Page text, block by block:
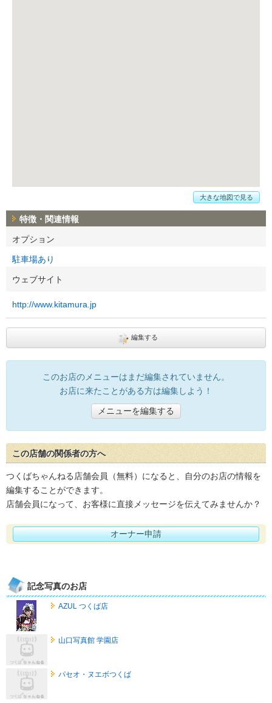
大きな地図で見る
特徴・関連情報
オプション
駐車場あり
ウェブサイト
http://www.kitamura.jp
編集する
このお店のメニューはまだ編集されていません。
お店に来たことがある方は編集しよう！
メニューを編集する
この店舗の関係者の方へ
つくばちゃんねる店舗会員（無料）になると、自分のお店の情報を
編集することができます。
店舗会員になって、お客様に直接メッセージを伝えてみませんか？
オーナー申請
記念写真のお店
AZUL つくば店
山口写真館 学園店
パセオ・ヌエボつくば